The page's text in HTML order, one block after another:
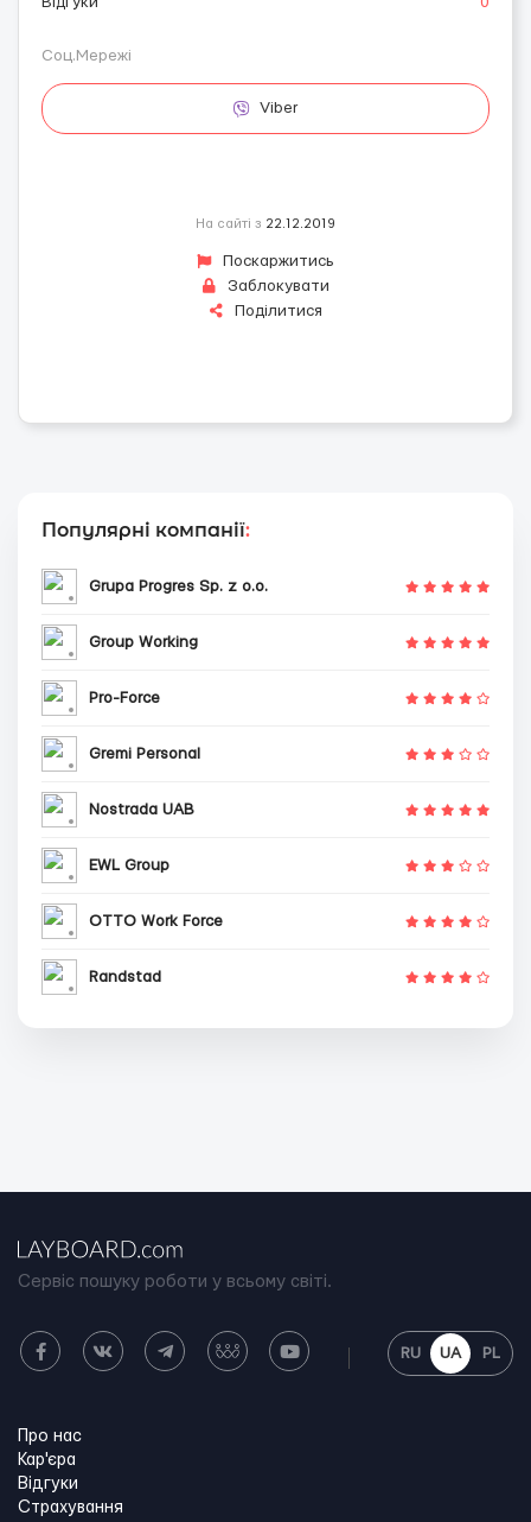
Соц.Мережі
Viber
На сайті з 22.12.2019
Поскаржитись
Заблокувати
Поділитися
Популярні компанії:
Grupa Progres Sp. z o.o.
Group Working
Pro-Force
Gremi Personal
Nostrada UAB
EWL Group
OTTO Work Force
Randstad
Сервіс пошуку роботи у всьому світі.
RU UA PL
Про нас
Кар'єра
Відгуки
Страхування